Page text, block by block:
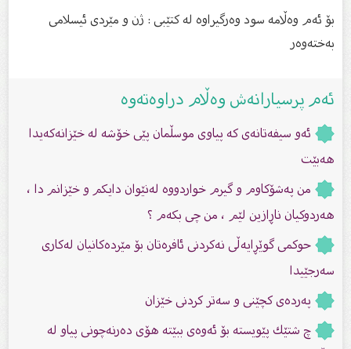
بۆ ئەم وەڵامە سود وەرگیراوە لە کتێبی : ژن و مێردی ئیسلامى
بەختەوەر
ئەم پرسیارانەش وەڵام دراوەتەوە
ئەو سیفەتانەى کە پیاوی موسڵمان پێی خۆشە لە خێزانەكەیدا
هەبێت
من پەشۆكاوم و گیرم خواردووە لەنێوان دایكم و خێزانم دا ،
هەردوكیان ناڕازین لێم ، من چی بكەم ؟
حوكمى گوێڕایه‌ڵى نه‌كردنى ئافره‌تان بۆ مێرده‌كانیان له‌كارى
سه‌رجێیدا
پەردەى کچێنى و سەتر کردنى خێزان
چ شتێك پێویستە بۆ ئەوەی ببێتە هۆی دەرنەچونی پیاو لە